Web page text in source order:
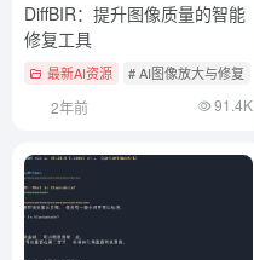
DiffBIR：提升图像质量的智能
修复工具
最新AI资源 # AI图像放大与修复
2年前 91.4K